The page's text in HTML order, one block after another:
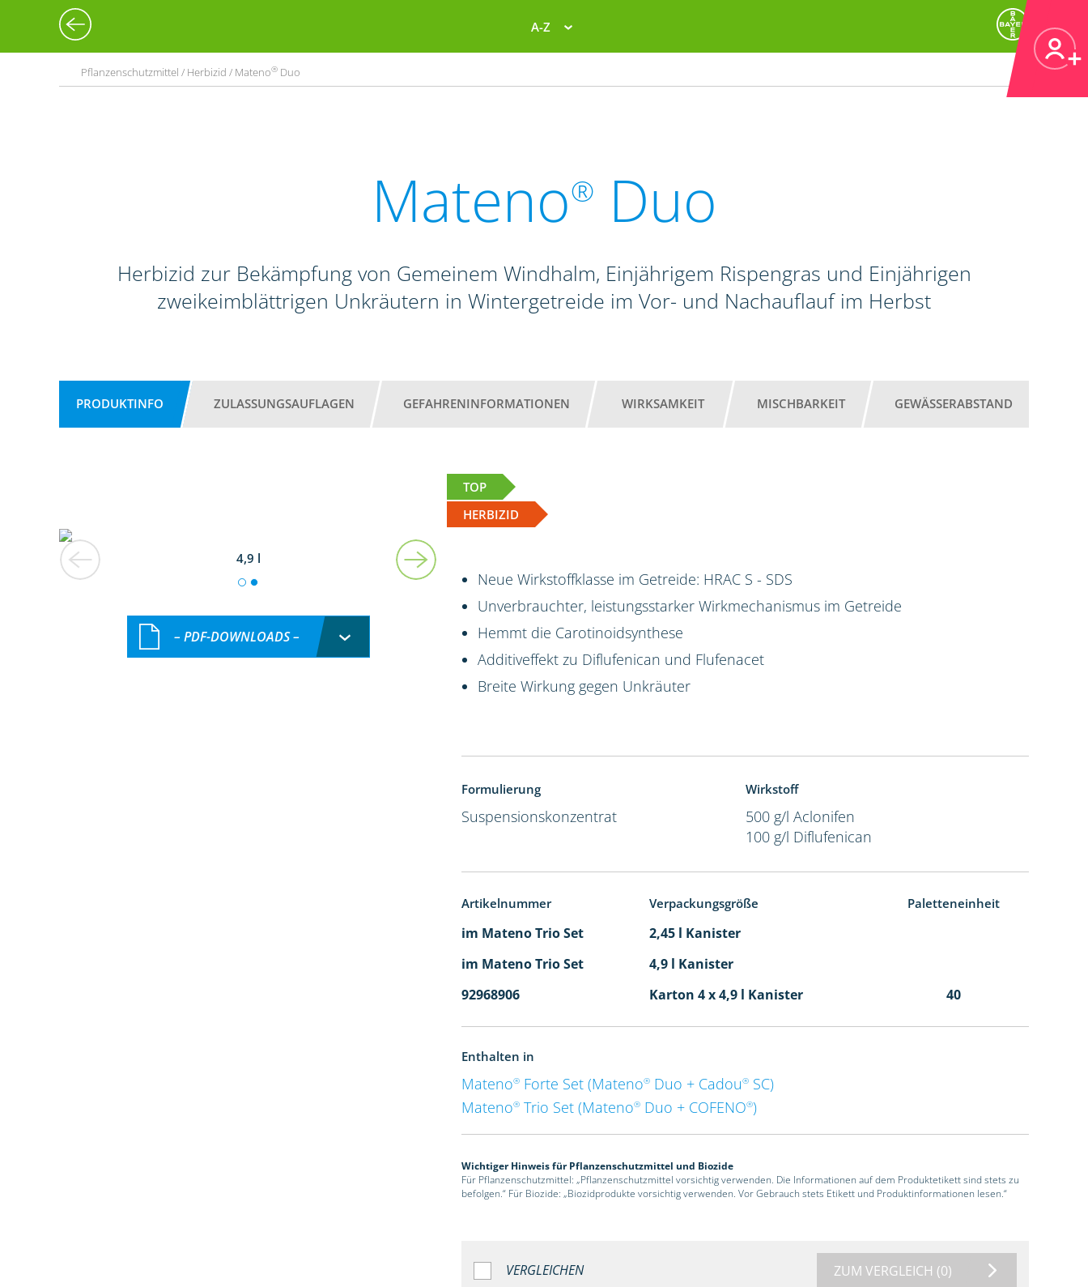
A-Z
Pflanzenschutzmittel / Herbizid / Mateno® Duo
Mateno® Duo
Herbizid zur Bekämpfung von Gemeinem Windhalm, Einjährigem Rispengras und Einjährigen
zweikeimblättrigen Unkräutern in Wintergetreide im Vor- und Nachauflauf im Herbst
PRODUKTINFO ZULASSUNGSAUFLAGEN GEFAHRENINFORMATIONEN WIRKSAMKEIT MISCHBARKEIT GEWÄSSERABSTAND
TOP
HERBIZID
4,9 l
– PDF-DOWNLOADS –
Neue Wirkstoffklasse im Getreide: HRAC S - SDS
Unverbrauchter, leistungsstarker Wirkmechanismus im Getreide
Hemmt die Carotinoidsynthese
Additiveffekt zu Diflufenican und Flufenacet
Breite Wirkung gegen Unkräuter
Formulierung
Suspensionskonzentrat
Wirkstoff
500 g/l Aclonifen
100 g/l Diflufenican
Artikelnummer Verpackungsgröße Paletteneinheit
im Mateno Trio Set
2,45 l Kanister
im Mateno Trio Set
4,9 l Kanister
92968906
Karton 4 x 4,9 l Kanister 40
Enthalten in
Mateno® Forte Set (Mateno® Duo + Cadou® SC)
Mateno® Trio Set (Mateno® Duo + COFENO®)
Wichtiger Hinweis für Pflanzenschutzmittel und Biozide
Für Pflanzenschutzmittel: „Pflanzenschutzmittel vorsichtig verwenden. Die Informationen auf dem Produktetikett sind stets zu
befolgen.“ Für Biozide: „Biozidprodukte vorsichtig verwenden. Vor Gebrauch stets Etikett und Produktinformationen lesen.“
VERGLEICHEN ZUM VERGLEICH (0)